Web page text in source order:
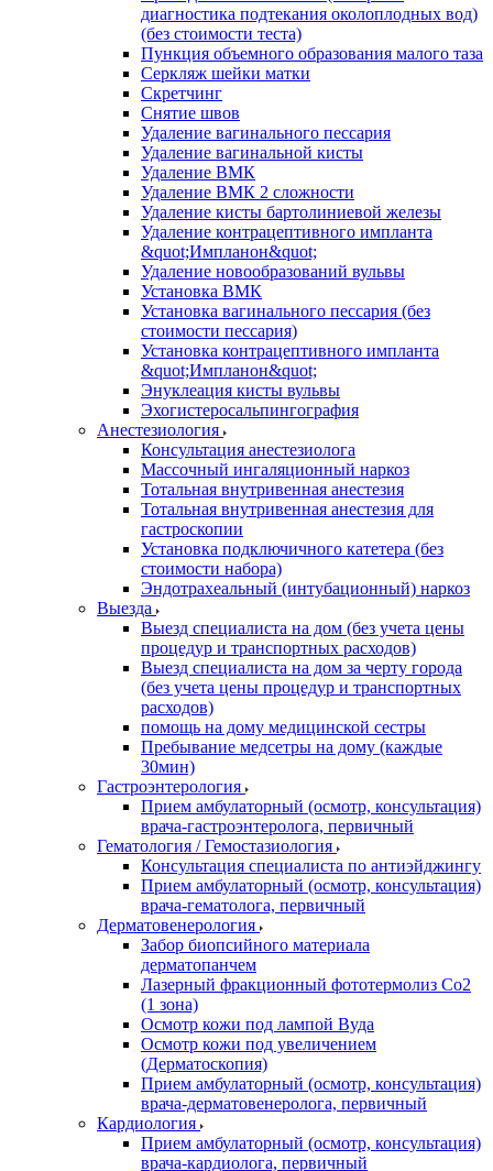
диагностика подтекания околоплодных вод)
(без стоимости теста)
Пункция объемного образования малого таза
Серкляж шейки матки
Скретчинг
Снятие швов
Удаление вагинального пессария
Удаление вагинальной кисты
Удаление ВМК
Удаление ВМК 2 сложности
Удаление кисты бартолиниевой железы
Удаление контрацептивного импланта
&quot;Импланон&quot;
Удаление новообразований вульвы
Установка ВМК
Установка вагинального пессария (без
стоимости пессария)
Установка контрацептивного импланта
&quot;Импланон&quot;
Энуклеация кисты вульвы
Эхогистеросальпингография
Анестезиология
Консультация анестезиолога
Массочный ингаляционный наркоз
Тотальная внутривенная анестезия
Тотальная внутривенная анестезия для
гастроскопии
Установка подключичного катетера (без
стоимости набора)
Эндотрахеальный (интубационный) наркоз
Выезда
Выезд специалиста на дом (без учета цены
процедур и транспортных расходов)
Выезд специалиста на дом за черту города
(без учета цены процедур и транспортных
расходов)
помощь на дому медицинской сестры
Пребывание медсетры на дому (каждые
30мин)
Гастроэнтерология
Прием амбулаторный (осмотр, консультация)
врача-гастроэнтеролога, первичный
Гематология / Гемостазиология
Консультация специалиста по антиэйджингу
Прием амбулаторный (осмотр, консультация)
врача-гематолога, первичный
Дерматовенерология
Забор биопсийного материала
дерматопанчем
Лазерный фракционный фототермолиз Со2
(1 зона)
Осмотр кожи под лампой Вуда
Осмотр кожи под увеличением
(Дерматоскопия)
Прием амбулаторный (осмотр, консультация)
врача-дерматовенеролога, первичный
Кардиология
Прием амбулаторный (осмотр, консультация)
врача-кардиолога, первичный